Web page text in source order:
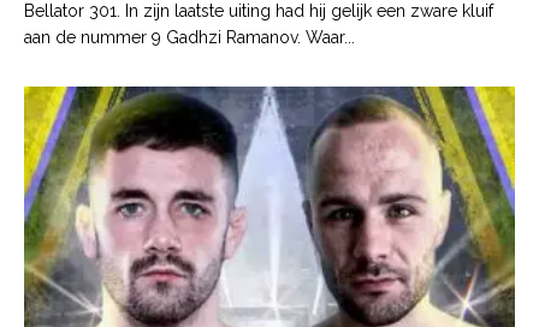
Bellator 301. In zijn laatste uiting had hij gelijk een zware kluif
aan de nummer 9 Gadhzi Ramanov. Waar...